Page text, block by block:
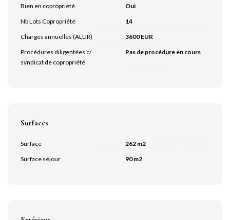
Bien en copropriété
Oui
Nb Lots Copropriété
14
Charges annuelles (ALUR)
3600 EUR
Procédures diligentées c/
syndicat de copropriété
Pas de procédure en cours
Surfaces
Surface
262 m2
Surface séjour
90 m2